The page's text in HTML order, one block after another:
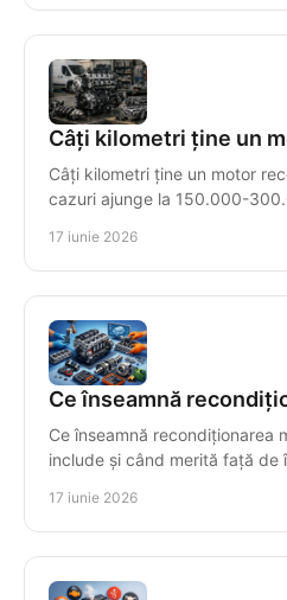
Câți kilometri ține un
Câți kilometri ține un motor
cazuri ajunge la 150.000-
17 iunie 2026
Ce înseamnă
Ce înseamnă recondiționarea
include și când merită față de
17 iunie 2026